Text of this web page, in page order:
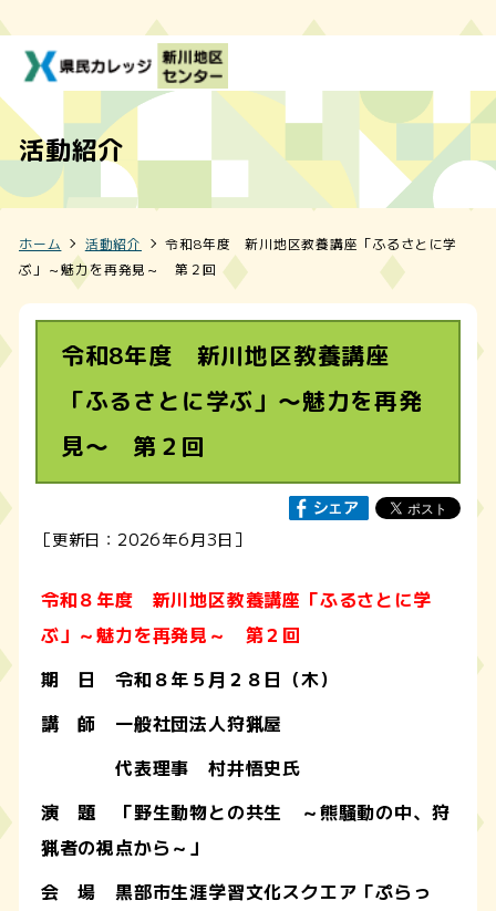
活動紹介
ホーム 活動紹介
令和8年度 新川地区教養講座「ふるさとに学
ぶ」～魅力を再発見～ 第２回
令和8年度 新川地区教養講座
「ふるさとに学ぶ」～魅力を再発
見～ 第２回
［更新日：2026年6月3日］
令和８年度 新川地区教養講座「ふるさとに学
ぶ」～魅力を再発見～
第２回
期 日 令和８年５月２８日（木）
講 師 一般社団法人狩猟屋
代表理事 村井悟史氏
演 題 「野生動物との共生 ～熊騒動の中、狩
猟者の視点から～」
会 場 黒部市生涯学習文化スクエア「ぷらっ